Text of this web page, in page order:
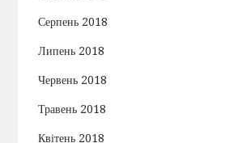
Серпень 2018
Липень 2018
Червень 2018
Травень 2018
Квітень 2018